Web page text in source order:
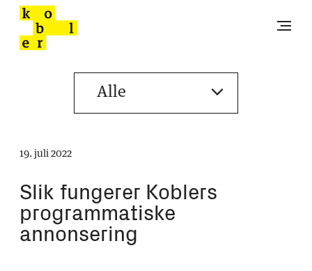
19. juli 2022
Slik fungerer Koblers
programmatiske
annonsering